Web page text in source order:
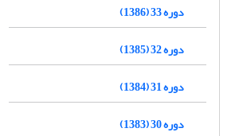
دوره 33 (1386)
دوره 32 (1385)
دوره 31 (1384)
دوره 30 (1383)